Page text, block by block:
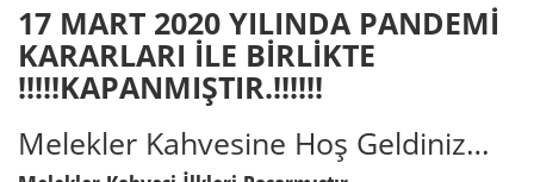
17 MART 2020 YILINDA PANDEMİ
KARARLARI İLE BİRLİKTE
!!!!!KAPANMIŞTIR.!!!!!!
Melekler Kahvesine Hoş Geldiniz…